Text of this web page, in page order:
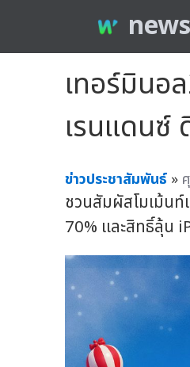
เทอร์มินอ
เรนแดนซ์
ข่าวประชาสัมพันธ์ »
ชวนสัมผัสโมเม้น
70% และสิทธิ์ลุ้น